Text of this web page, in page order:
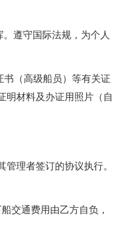
遵守国际法规，为个人
（高级船员）等有关证
明材料及办证用照片（自
理者签订的协议执行。
交通费用由乙方自负，